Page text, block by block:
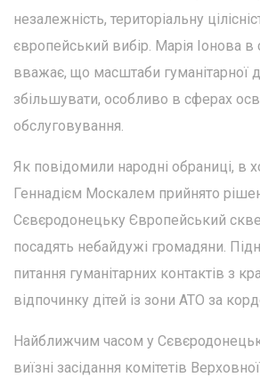
незалежність, територіальну
європейський вибір. Марія Іонова
вважає, що масштаби гуманітарної
збільшувати, особливо в сферах
обслуговування.
Як повідомили народні обраниці, в
Геннадієм Москалем прийнято
Сєвєродонецьку Європейський
посадять небайдужі громадяни.
питання гуманітарних контактів з
відпочинку дітей із зони АТО за
Найближчим часом у
виїзні засідання комітетів